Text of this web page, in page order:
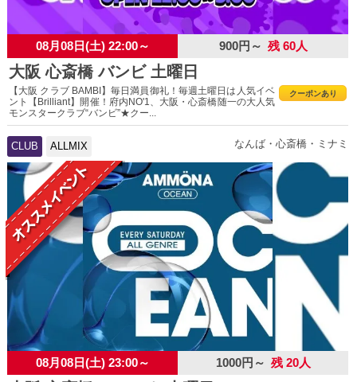
08月08日(土) 22:00～ 900円～ 残 60人
大阪 心斎橋 バンビ 土曜日
クーポンあり
【大阪 クラブ BAMBI】毎日満員御礼！毎週土曜日は人気イベ
ント【Brilliant】開催！府内NO'1、大阪・心斎橋随一の大人気
モンスタークラブ“バンビ”★クー...
CLUB ALLMIX なんば・心斎橋・ミナミ
08月08日(土) 23:00～ 1000円～ 残 20人